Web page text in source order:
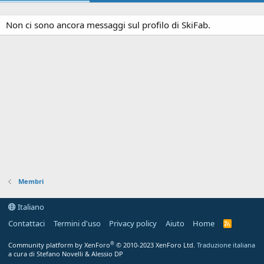
Non ci sono ancora messaggi sul profilo di SkiFab.
Membri
Italiano
Contattaci
Termini d'uso Privacy policy Aiuto Home
R
Community platform by XenForo® © 2010-2023 XenForo Ltd. Traduzione italiana
a cura di Stefano Novelli & Alessio DP